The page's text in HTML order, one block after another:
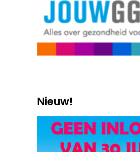
Nieuw!